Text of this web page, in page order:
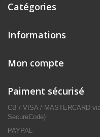
Catégories
Informations
Mon compte
Paiment sécurisé
CB / VISA / MASTERCARD
SecureCode)
PAYPAL